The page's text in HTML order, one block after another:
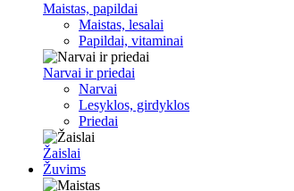
Maistas, papildai
Maistas, lesalai
Papildai, vitaminai
Narvai ir priedai
Narvai
Lesyklos, girdyklos
Priedai
Žaislai
Žuvims